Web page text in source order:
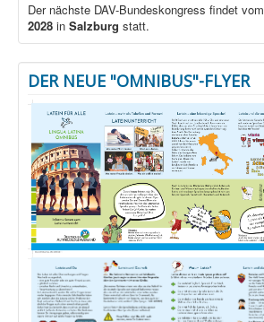
Der nächste DAV-Bundeskongress findet vom
2028 in Salzburg statt.
DER NEUE "OMNIBUS"-FLYER